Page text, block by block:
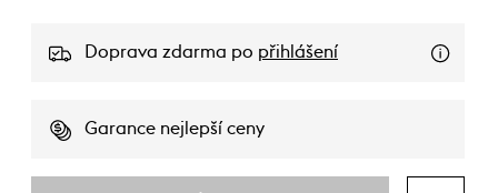
Doprava zdarma po přihlášení
Garance nejlepší ceny